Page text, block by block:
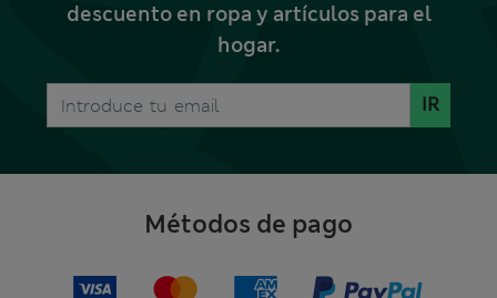
descuento en ropa y artículos para el
hogar.
IR
Métodos de pago